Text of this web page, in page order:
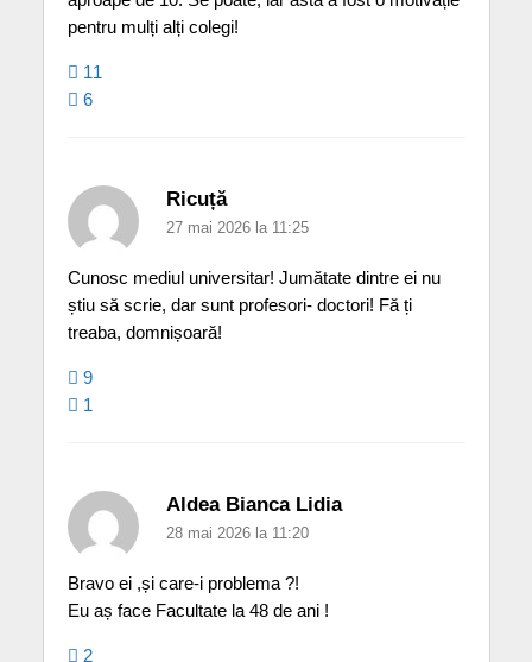
pentru mulți alți colegi!
11
6
Ricuță
27 mai 2026 la 11:25
Cunosc mediul universitar! Jumătate dintre ei nu
știu să scrie, dar sunt profesori- doctori! Fă ți
treaba, domnișoară!
9
1
Aldea Bianca Lidia
28 mai 2026 la 11:20
Bravo ei ,și care-i problema ?!
Eu aș face Facultate la 48 de ani !
2